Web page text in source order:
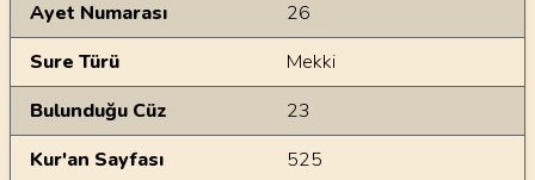
Ayet Numarası
26
Sure Türü
Mekki
Bulunduğu Cüz
23
Kur'an Sayfası
525